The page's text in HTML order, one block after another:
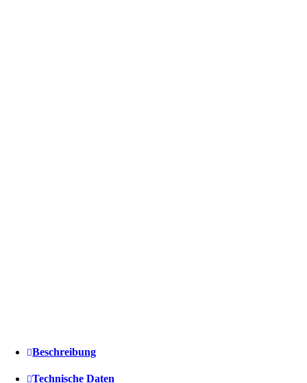
Beschreibung
Technische Daten